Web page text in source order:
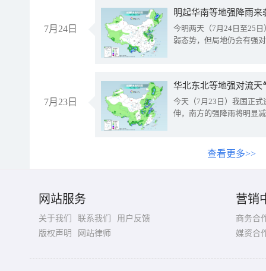
7月24日
明起华南等地强降雨
今明两天（7月24日至25
弱态势，但局地仍会有强
7月23日
华北东北等地强对流天
今天（7月23日）我国正
伸，南方的强降雨将明显
查看更多>>
网站服务
关于我们 联系我们
用户反馈
版权声明
网站律师
营销
商务合
媒资合